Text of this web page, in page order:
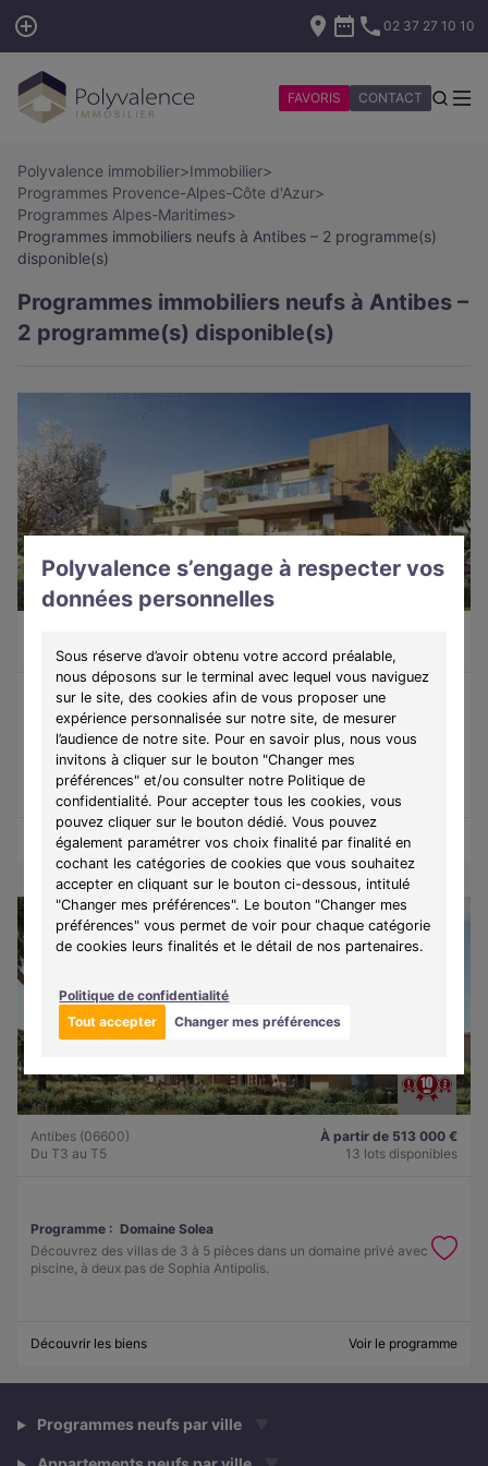
Polyvalence s’engage à respecter vos
données personnelles
Sous réserve d’avoir obtenu votre accord préalable,
nous déposons sur le terminal avec lequel vous naviguez
sur le site, des cookies afin de vous proposer une
expérience personnalisée sur notre site, de mesurer
l’audience de notre site. Pour en savoir plus, nous vous
invitons à cliquer sur le bouton "Changer mes
préférences" et/ou consulter notre Politique de
confidentialité. Pour accepter tous les cookies, vous
pouvez cliquer sur le bouton dédié. Vous pouvez
également paramétrer vos choix finalité par finalité en
cochant les catégories de cookies que vous souhaitez
accepter en cliquant sur le bouton ci-dessous, intitulé
"Changer mes préférences". Le bouton "Changer mes
préférences" vous permet de voir pour chaque catégorie
de cookies leurs finalités et le détail de nos partenaires.
Politique de confidentialité
Tout accepter
Changer mes préférences
02 37 27 10 10
FAVORIS CONTACT
Polyvalence immobilier>Immobilier>
Programmes Provence-Alpes-Côte d'Azur>
Programmes Alpes-Maritimes>
Programmes immobiliers neufs à Antibes – 2 programme(s)
disponible(s)
Programmes immobiliers neufs à Antibes –
2 programme(s) disponible(s)
Du T2 au T4
9 lots disponibles
Programme : La Roseraie d'Antipolis
Découvrez une résidence contemporaine à Antibes, alliant
confort, sérénité et douceur de vivre sur la Côte d'Azur.
Découvrir les biens Voir le programme
Antibes (06600)
Du T3 au T5
À partir de 513 000 €
13 lots disponibles
Programme : Domaine Solea
Découvrez des villas de 3 à 5 pièces dans un domaine privé avec
piscine, à deux pas de Sophia Antipolis.
Découvrir les biens Voir le programme
Programmes neufs par ville